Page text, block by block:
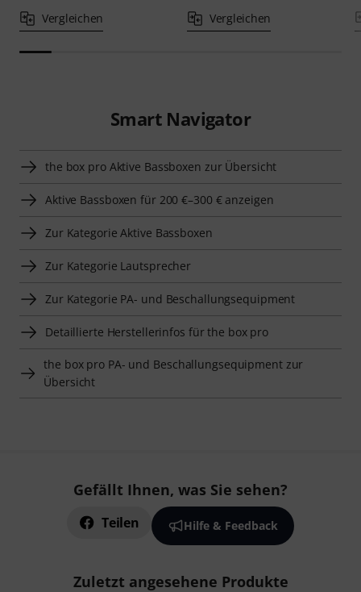
Vergleichen Vergleichen
Smart Navigator
the box pro Aktive Bassboxen zur Übersicht
Aktive Bassboxen für 200 €–300 € anzeigen
Zur Kategorie Aktive Bassboxen
Zur Kategorie Lautsprecher
Zur Kategorie PA- und Beschallungsequipment
Detaillierte Herstellerinfos für the box pro
the box pro PA- und Beschallungsequipment zur
Übersicht
Gefällt Ihnen, was Sie sehen?
Teilen Hilfe & Feedback
Zuletzt angesehene Produkte